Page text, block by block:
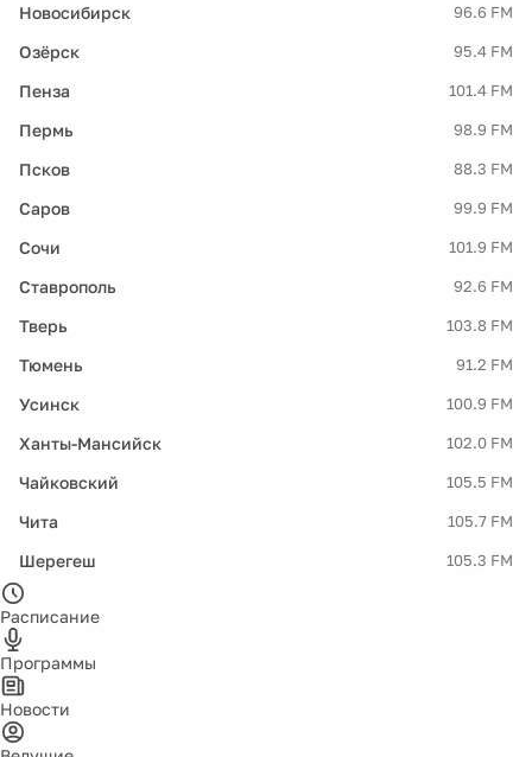
Новосибирск 96.6 FM
Озёрск 95.4 FM
Пенза 101.4 FM
Пермь 98.9 FM
Псков 88.3 FM
Саров 99.9 FM
Сочи 101.9 FM
Ставрополь 92.6 FM
Тверь 103.8 FM
Тюмень 91.2 FM
Усинск 100.9 FM
Ханты-Мансийск 102.0 FM
Чайковский 105.5 FM
Чита 105.7 FM
Шерегеш 105.3 FM
Расписание
Программы
Новости